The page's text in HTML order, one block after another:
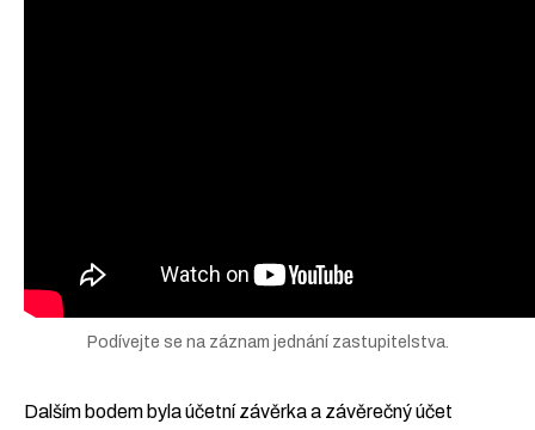
Podívejte se na záznam jednání zastupitelstva.
Dalším bodem byla účetní závěrka a závěrečný účet